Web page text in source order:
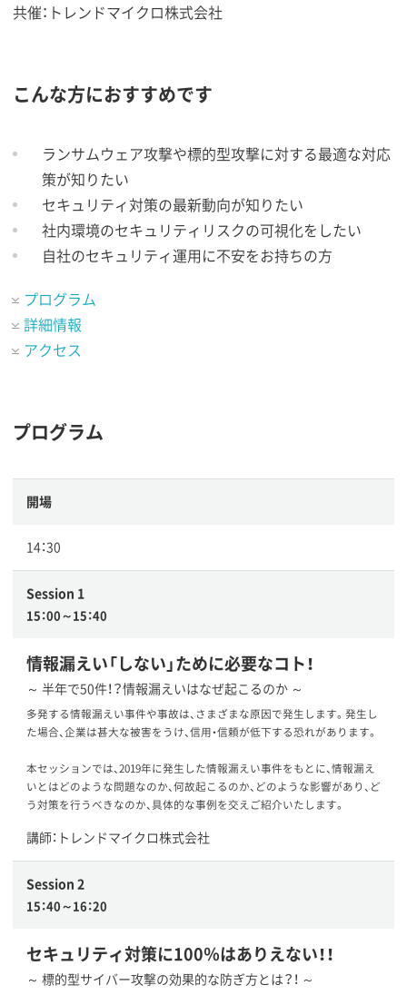
共催：トレンドマイクロ株式会社
こんな方におすすめです
ランサムウェア攻撃や標的型攻撃に対する最適な対応
策が知りたい
セキュリティ対策の最新動向が知りたい
社内環境のセキュリティリスクの可視化をしたい
自社のセキュリティ運用に不安をお持ちの方
プログラム
詳細情報
アクセス
プログラム
開場
14：30
Session 1
15：00～15：40
情報漏えい「しない」ために必要なコト！
～ 半年で50件！？情報漏えいはなぜ起こるのか ～
多発する情報漏えい事件や事故は、さまざまな原因で発生します。発生し
た場合、企業は甚大な被害をうけ、信用・信頼が低下する恐れがあります。
本セッションでは、2019年に発生した情報漏えい事件をもとに、情報漏え
いとはどのような問題なのか、何故起こるのか、どのような影響があり、ど
う対策を行うべきなのか、具体的な事例を交えご紹介いたします。
講師：トレンドマイクロ株式会社
Session 2
15：40～16：20
セキュリティ対策に100％はありえない！！
～ 標的型サイバー攻撃の効果的な防ぎ方とは？！ ～